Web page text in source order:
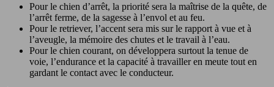
Pour le chien d’arrêt, la priorité sera la maîtrise de la quête, de
l’arrêt ferme, de la sagesse à l’envol et au feu.
Pour le retriever, l’accent sera mis sur le rapport à vue et à
l’aveugle, la mémoire des chutes et le travail à l’eau.
Pour le chien courant, on développera surtout la tenue de
voie, l’endurance et la capacité à travailler en meute tout en
gardant le contact avec le conducteur.